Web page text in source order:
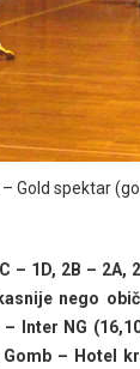
Gold spektar
1D, 2B – 2A,
nego
Inter NG
– Hotel